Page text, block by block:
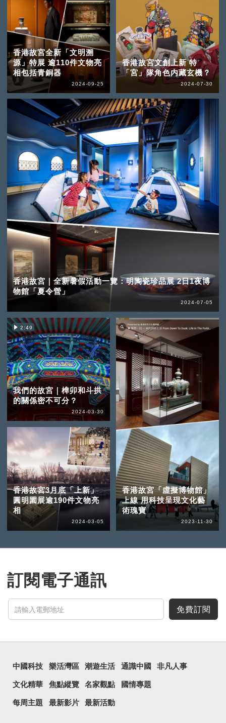
香港故宮全新「文明溯
源」特展 逾110件文物亮
相包括青銅器
2024-09-25
香港故宮文創上新 特
「宮」隊角色内藏玄機？
2024-07-30
香港故宮｜全新暑假活動一覽：明陶瓷珍品展 2日1夜博
物館「夏令營」
2024-07-05
2:49
我們的故宮｜榫卯和斗拱
的關係密不可分？
2024-03-30
香港故宮3月底「上新」
圓明園展逾190件文物亮
相
2024-03-05
香港故宮「虛擬博物館」
上線 用科技呈現文化藝
術瑰寶
2023-11-30
訂閱電子通訊
免費訂閱
中國科技 樂活灣區 潮遊生活 通識中國 非凡人事
文化精華 焦點縱覽 名家觀點 國情專題
每周主題 最新影片 最新活動